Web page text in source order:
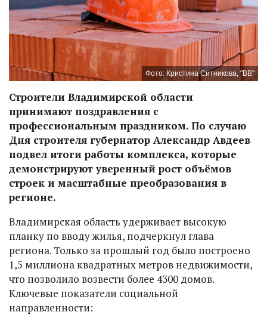
Фото: Кристина Ситникова, "ВВ"
Строители Владимирской области
принимают поздравления с
профессиональным праздником. По случаю
Дня строителя губернатор Александр Авдеев
подвел итоги работы комплекса, которые
демонстрируют уверенный рост объёмов
строек и масштабные преобразования в
регионе.
Владимирская область удерживает высокую
планку по вводу жилья, подчеркнул глава
региона. Только за прошлый год было построено
1,5 миллиона квадратных метров недвижимости,
что позволило возвести более 4300 домов.
Ключевые показатели социальной
направленности: